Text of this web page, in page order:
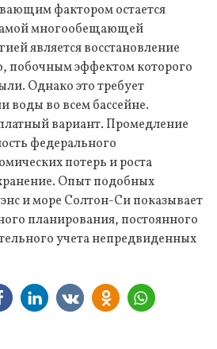
фактором остается
многообещающей
является восстановление
побочным эффектом которого
Однако это требует
воды во всем бассейне.
вариант. Промедление
федерального
потерь и роста
Опыт подобных
и море Солтон-Си показывает
планирования, постоянного
учета непредвиденных